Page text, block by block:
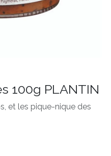
100g PLANTIN
et les pique-nique des